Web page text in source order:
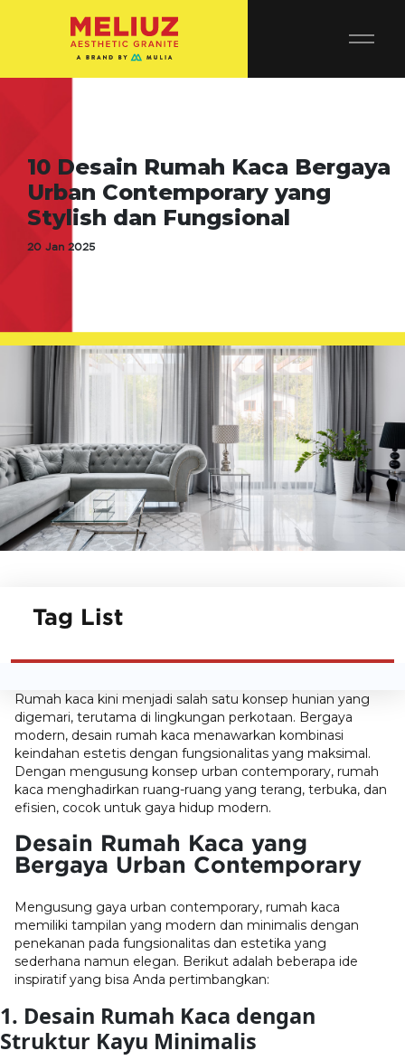
10 Desain Rumah Kaca Bergaya
Urban Contemporary yang
Stylish dan Fungsional
20 Jan 2025
Tag List
Rumah kaca kini menjadi salah satu konsep hunian yang
digemari, terutama di lingkungan perkotaan. Bergaya
modern, desain rumah kaca menawarkan kombinasi
keindahan estetis dengan fungsionalitas yang maksimal.
Dengan mengusung konsep urban contemporary, rumah
kaca menghadirkan ruang-ruang yang terang, terbuka, dan
efisien, cocok untuk gaya hidup modern.
Desain Rumah Kaca yang
Bergaya Urban Contemporary
Mengusung gaya urban contemporary, rumah kaca
memiliki tampilan yang modern dan minimalis dengan
penekanan pada fungsionalitas dan estetika yang
sederhana namun elegan. Berikut adalah beberapa ide
inspiratif yang bisa Anda pertimbangkan:
1. Desain Rumah Kaca dengan
Struktur Kayu Minimalis